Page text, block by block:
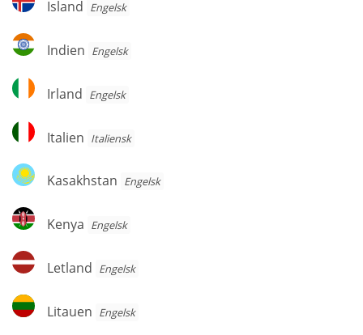
Island Engelsk
Indien
Indien Engelsk
Irland
Irland Engelsk
Italien
Italien Italiensk
Kasakhstan
Kasakhstan Engelsk
Kenya
Kenya Engelsk
Letland
Letland Engelsk
Litauen
Litauen Engelsk